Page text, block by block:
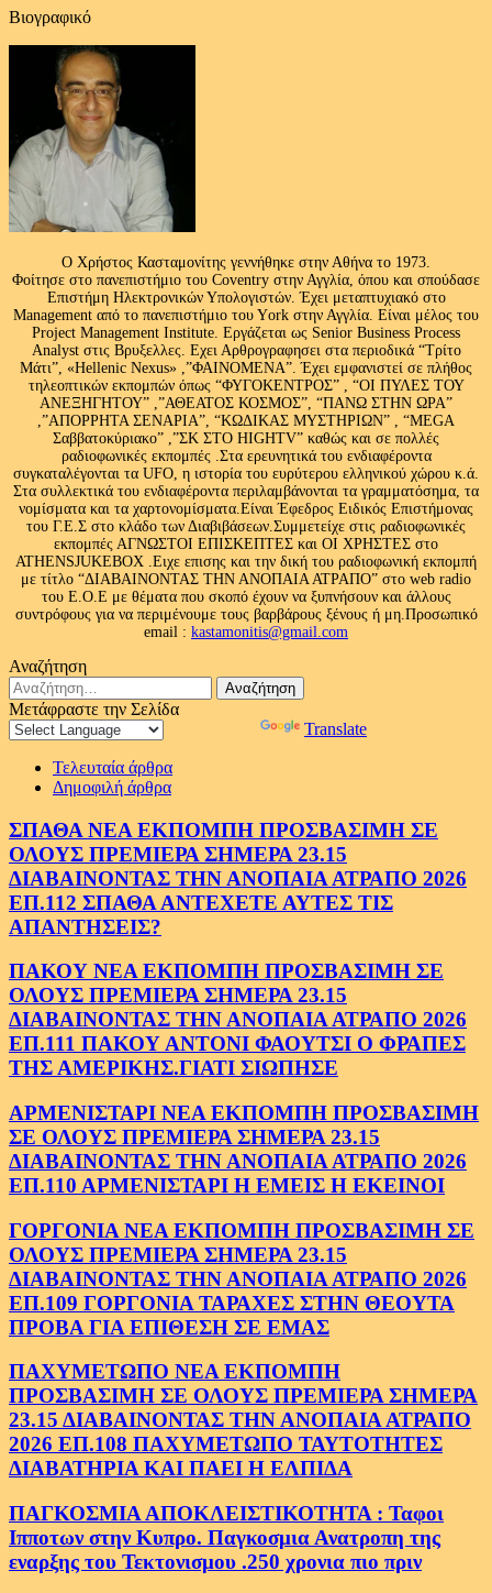
Βιογραφικό
Ο Χρήστος Κασταμονίτης γεννήθηκε στην Αθήνα το 1973.
Φοίτησε στο πανεπιστήμιο του Coventry στην Αγγλία, όπου και σπούδασε
Επιστήμη Ηλεκτρονικών Υπολογιστών. Έχει μεταπτυχιακό στο
Management από το πανεπιστήμιο του Υork στην Αγγλία. Είναι μέλος του
Project Management Institute. Εργάζεται ως Senior Business Process
Analyst στις Βρυξελλες. Εχει Αρθρογραφησει στα περιοδικά “Τρίτο
Μάτι”, «Hellenic Nexus» ,”ΦΑΙΝΟΜΕΝΑ”. Έχει εμφανιστεί σε πλήθος
τηλεοπτικών εκπομπών όπως “ΦΥΓΟΚΕΝΤΡΟΣ” , “ΟΙ ΠΥΛΕΣ ΤΟΥ
ΑΝΕΞΗΓΗΤΟΥ” ,”ΑΘΕΑΤΟΣ ΚΟΣΜΟΣ”, “ΠΑΝΩ ΣΤΗΝ ΩΡΑ”
,”ΑΠΟΡΡΗΤΑ ΣΕΝΑΡΙΑ”, “ΚΩΔΙΚΑΣ ΜΥΣΤΗΡΙΩΝ” , “MEGA
Σαββατοκύριακο” ,”ΣΚ ΣΤΟ HIGHTV” καθώς και σε πολλές
ραδιοφωνικές εκπομπές .Στα ερευνητικά του ενδιαφέροντα
συγκαταλέγονται τα UFO, η ιστορία του ευρύτερου ελληνικού χώρου κ.ά.
Στα συλλεκτικά του ενδιαφέροντα περιλαμβάνονται τα γραμματόσημα, τα
νομίσματα και τα χαρτονομίσματα.Είναι Έφεδρος Ειδικός Επιστήμονας
του Γ.Ε.Σ στο κλάδο των Διαβιβάσεων.Συμμετείχε στις ραδιοφωνικές
εκπομπές ΑΓΝΩΣΤΟΙ ΕΠΙΣΚΕΠΤΕΣ και ΟΙ ΧΡΗΣΤΕΣ στο
ATHENSJUKEBOX .Ειχε επισης και την δική του ραδιοφωνική εκπομπή
με τίτλο “ΔΙΑΒΑΙΝΟΝΤΑΣ ΤΗΝ ΑΝΟΠΑΙΑ ΑΤΡΑΠΟ” στο web radio
του Ε.Ο.Ε με θέματα που σκοπό έχουν να ξυπνήσουν και άλλους
συντρόφους για να περιμένουμε τους βαρβάρους ξένους ή μη.Προσωπικό
email : kastamonitis@gmail.com
Αναζήτηση
Αναζήτηση
για:
Μετάφραστε την Σελίδα
Translate
Τελευταία άρθρα
Δημοφιλή άρθρα
ΣΠΑΘΑ ΝΕΑ ΕΚΠΟΜΠΗ ΠΡΟΣΒΑΣΙΜΗ ΣΕ
ΟΛΟΥΣ ΠΡΕΜΙΕΡΑ ΣΗΜΕΡΑ 23.15
ΔΙΑΒΑΙΝΟΝΤΑΣ ΤΗΝ ΑΝΟΠΑΙΑ ΑΤΡΑΠΟ 2026
ΕΠ.112 ΣΠΑΘΑ ΑΝΤΕΧΕΤΕ ΑΥΤΕΣ ΤΙΣ
ΑΠΑΝΤΗΣΕΙΣ?
ΠΑΚΟΥ ΝΕΑ ΕΚΠΟΜΠΗ ΠΡΟΣΒΑΣΙΜΗ ΣΕ
ΟΛΟΥΣ ΠΡΕΜΙΕΡΑ ΣΗΜΕΡΑ 23.15
ΔΙΑΒΑΙΝΟΝΤΑΣ ΤΗΝ ΑΝΟΠΑΙΑ ΑΤΡΑΠΟ 2026
ΕΠ.111 ΠΑΚΟΥ ΑΝΤΟΝΙ ΦΑΟΥΤΣΙ Ο ΦΡΑΠΕΣ
ΤΗΣ ΑΜΕΡΙΚΗΣ.ΓΙΑΤΙ ΣΙΩΠΗΣΕ
ΑΡΜΕΝΙΣΤΑΡΙ ΝΕΑ ΕΚΠΟΜΠΗ ΠΡΟΣΒΑΣΙΜΗ
ΣΕ ΟΛΟΥΣ ΠΡΕΜΙΕΡΑ ΣΗΜΕΡΑ 23.15
ΔΙΑΒΑΙΝΟΝΤΑΣ ΤΗΝ ΑΝΟΠΑΙΑ ΑΤΡΑΠΟ 2026
ΕΠ.110 ΑΡΜΕΝΙΣΤΑΡΙ Η ΕΜΕΙΣ Η ΕΚΕΙΝΟΙ
ΓΟΡΓΟΝΙΑ ΝΕΑ ΕΚΠΟΜΠΗ ΠΡΟΣΒΑΣΙΜΗ ΣΕ
ΟΛΟΥΣ ΠΡΕΜΙΕΡΑ ΣΗΜΕΡΑ 23.15
ΔΙΑΒΑΙΝΟΝΤΑΣ ΤΗΝ ΑΝΟΠΑΙΑ ΑΤΡΑΠΟ 2026
ΕΠ.109 ΓΟΡΓΟΝΙΑ ΤΑΡΑΧΕΣ ΣΤΗΝ ΘΕΟΥΤΑ
ΠΡΟΒΑ ΓΙΑ ΕΠΙΘΕΣΗ ΣΕ ΕΜΑΣ
ΠΑΧΥΜΕΤΩΠΟ ΝΕΑ ΕΚΠΟΜΠΗ
ΠΡΟΣΒΑΣΙΜΗ ΣΕ ΟΛΟΥΣ ΠΡΕΜΙΕΡΑ ΣΗΜΕΡΑ
23.15 ΔΙΑΒΑΙΝΟΝΤΑΣ ΤΗΝ ΑΝΟΠΑΙΑ ΑΤΡΑΠΟ
2026 ΕΠ.108 ΠΑΧΥΜΕΤΩΠΟ ΤΑΥΤΟΤΗΤΕΣ
ΔΙΑΒΑΤΗΡΙΑ ΚΑΙ ΠΑΕΙ Η ΕΛΠΙΔΑ
ΠΑΓΚΟΣΜΙΑ ΑΠΟΚΛΕΙΣΤΙΚΟΤΗΤΑ : Ταφοι
Ιπποτων στην Κυπρο. Παγκοσμια Ανατροπη της
εναρξης του Τεκτονισμου .250 χρονια πιο πριν